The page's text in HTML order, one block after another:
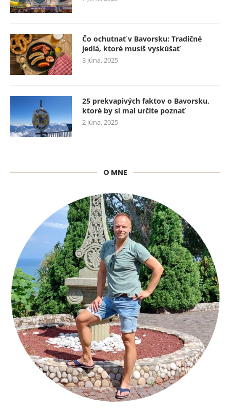
Čo ochutnať v Bavorsku: Tradičné
jedlá, ktoré musíš vyskúšať
3 júna, 2025
25 prekvapivých faktov o Bavorsku,
ktoré by si mal určite poznať
2 júna, 2025
O MNE